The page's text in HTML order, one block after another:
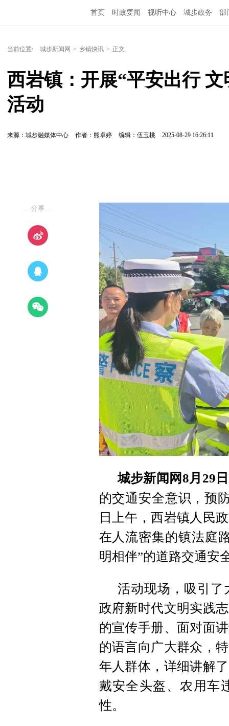
首页 时政要闻 视听中心 城步政务 部
当前位置: 城步新闻网 > 乡镇快讯 > 正文
西岩镇：开展“平安出行
活动
来源：城步融媒体中心 作者：熊卓婷 编辑：伍玉桃 2025-08-29 16:26:11
—分享—
城步新闻网8月29
的交通安全意识，预
日上午，西岩镇人民
在人流密集的镇法庭
明相伴”的道路交通安
活动现场，吸引了
政府新时代文明实践
的宣传手册、面对面
的语言向广大群众，
年人群体，详细讲解
戴安全头盔、农用车
性。